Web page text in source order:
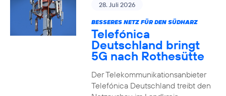
28. Juli 2026
BESSERES NETZ FÜR DEN SÜDHARZ
Telefónica
Deutschland bringt
5G nach Rothesütte
Der Telekommunikationsanbieter
Telefónica Deutschland treibt den